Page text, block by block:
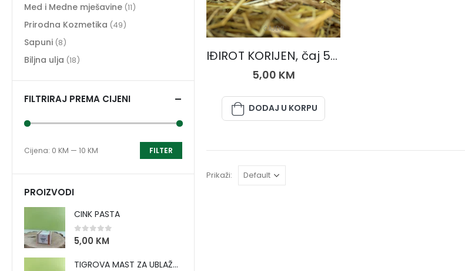
ČAJEVI
IĐIROT KORIJEN, čaj 50 gr.
5,00 KM
DODAJ U KORPU
Prikaži:
Med i Medne mješavine (11)
Prirodna Kozmetika (49)
Sapuni (8)
Biljna ulja (18)
FILTRIRAJ PREMA CIJENI
FILTER
Cijena: 0 KM — 10 KM
PROIZVODI
CINK PASTA
0 out of 5
5,00 KM
TIGROVA MAST ZA UBLAŽAVANJE BOLOVA I ZAGRIJAVANJE MIŠIĆA